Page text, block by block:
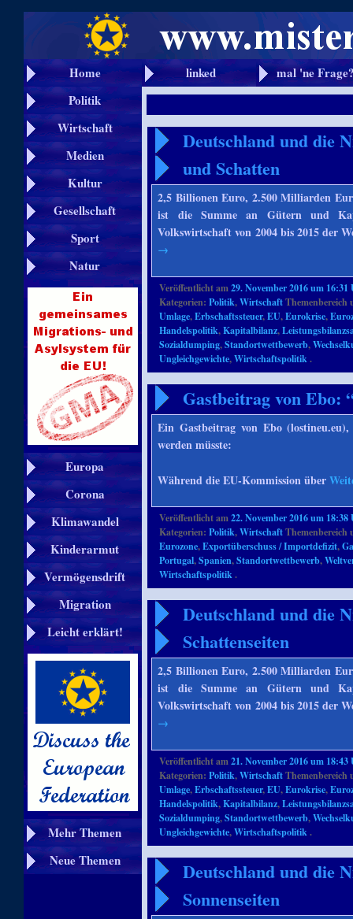
Home linked
mal 'ne
Politik
Wirtschaft
Medien
Kultur
Gesellschaft
Sport
Natur
Europa
Corona
Klimawandel
Kinderarmut
Vermögensdrift
Migration
Leicht erklärt!
Mehr Themen
Neue Themen
Deutschland und die
und Schatten
2,5 Billionen Euro, 2.500 Milliarden
ist die Summe an Gütern und
Volkswirtschaft von 2004 bis 2015 der
→
Veröffentlicht am29. November 2016 um 16:31
Kategorien:Politik,Wirtschaft
Umlage,Erbschaftssteuer,EU,Eurokrise,
Handelspolitik,Kapitalbilanz,
Sozialdumping,Standortwettbewerb,
Ungleichgewichte,Wirtschaftspolitik.
Gastbeitrag von Ebo:
Ein Gastbeitrag von Ebo
werden müsste:
Während die EU-Kommission über
Veröffentlicht am22. November 2016 um 18:38
Kategorien:Politik,Wirtschaft
Eurozone,Exportüberschuss / Importdefizit,
Portugal,Spanien,Standortwettbewerb,
Wirtschaftspolitik.
Deutschland und die
Schattenseiten
2,5 Billionen Euro, 2.500 Milliarden
ist die Summe an Gütern und
Volkswirtschaft von 2004 bis 2015 der
→
Veröffentlicht am21. November 2016 um 18:43
Kategorien:Politik,Wirtschaft
Umlage,Erbschaftssteuer,EU,Eurokrise,
Handelspolitik,Kapitalbilanz,
Sozialdumping,Standortwettbewerb,
Ungleichgewichte,Wirtschaftspolitik.
Deutschland und die
Sonnenseiten